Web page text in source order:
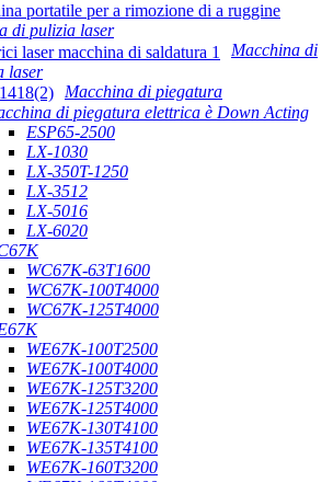
di pulizia laser
Macchina di
laser
Macchina di piegatura
di piegatura elettrica è Down Acting
ESP65-2500
LX-1030
LX-350T-1250
LX-3512
LX-5016
LX-6020
WC67K-63T1600
WC67K-100T4000
WC67K-125T4000
WE67K-100T2500
WE67K-100T4000
WE67K-125T3200
WE67K-125T4000
WE67K-130T4100
WE67K-135T4100
WE67K-160T3200